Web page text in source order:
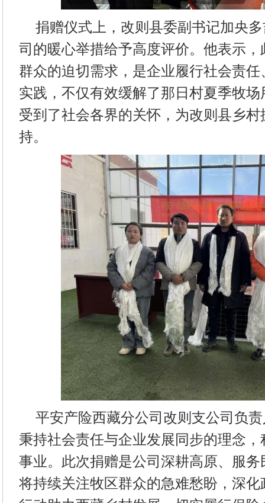
捐赠仪式上，改则县委副书记加央
司的暖心举措给予高度评价。他表示
群众的迫切需求，是企业履行社会责
实践，不仅有效缓解了那日村夏季牧
受到了社会各界的关怀，为改则县乡
持。
平安产险西藏分公司改则支公司负
秉持社会责任与企业发展同步的理念
事业。此次捐赠是公司深耕高原、服
将持续关注牧区群众的急难愁盼，深